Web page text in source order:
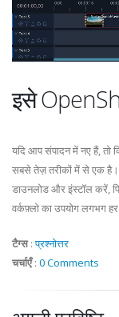
इसे
यदि आप संपादन में नए हैं, तो
सबसे तेज़ तरीकों में से एक है।
डाउनलोड और इंस्टॉल करें,
वर्कफ़्लो का उपयोग लगभग
टैग्स:प्रश्नोत्तर
चर्चाएँ: 0 Comments